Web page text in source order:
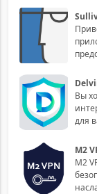
Вы
для
M2
M2